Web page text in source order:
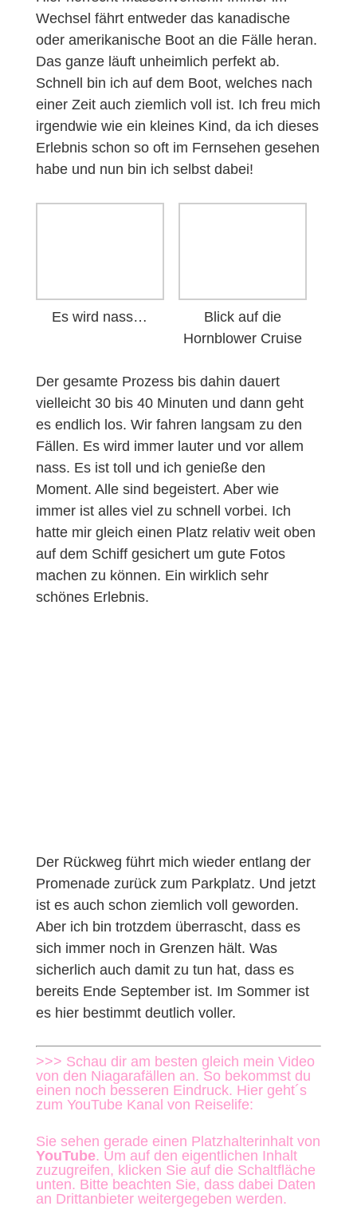
Wechsel fährt entweder das kanadische
oder amerikanische Boot an die Fälle heran.
Das ganze läuft unheimlich perfekt ab.
Schnell bin ich auf dem Boot, welches nach
einer Zeit auch ziemlich voll ist. Ich freu mich
irgendwie wie ein kleines Kind, da ich dieses
Erlebnis schon so oft im Fernsehen gesehen
habe und nun bin ich selbst dabei!
Es wird nass…
Blick auf die
Hornblower Cruise
Der gesamte Prozess bis dahin dauert
vielleicht 30 bis 40 Minuten und dann geht
es endlich los. Wir fahren langsam zu den
Fällen. Es wird immer lauter und vor allem
nass. Es ist toll und ich genieße den
Moment. Alle sind begeistert. Aber wie
immer ist alles viel zu schnell vorbei. Ich
hatte mir gleich einen Platz relativ weit oben
auf dem Schiff gesichert um gute Fotos
machen zu können. Ein wirklich sehr
schönes Erlebnis.
Der Rückweg führt mich wieder entlang der
Promenade zurück zum Parkplatz. Und jetzt
ist es auch schon ziemlich voll geworden.
Aber ich bin trotzdem überrascht, dass es
sich immer noch in Grenzen hält. Was
sicherlich auch damit zu tun hat, dass es
bereits Ende September ist. Im Sommer ist
es hier bestimmt deutlich voller.
>>> Schau dir am besten gleich mein Video
von den Niagarafällen an. So bekommst du
einen noch besseren Eindruck. Hier geht´s
zum YouTube Kanal von Reiselife:
Sie sehen gerade einen Platzhalterinhalt von
YouTube. Um auf den eigentlichen Inhalt
zuzugreifen, klicken Sie auf die Schaltfläche
unten. Bitte beachten Sie, dass dabei Daten
an Drittanbieter weitergegeben werden.